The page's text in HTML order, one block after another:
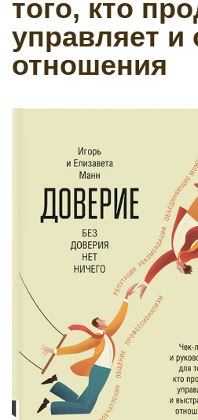
того, кто
управляет и
отношения